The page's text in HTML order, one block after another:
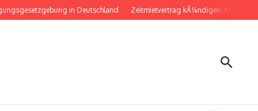
in Deutschland Zeitmietvertrag kÃ¼ndigen: Musterbrief